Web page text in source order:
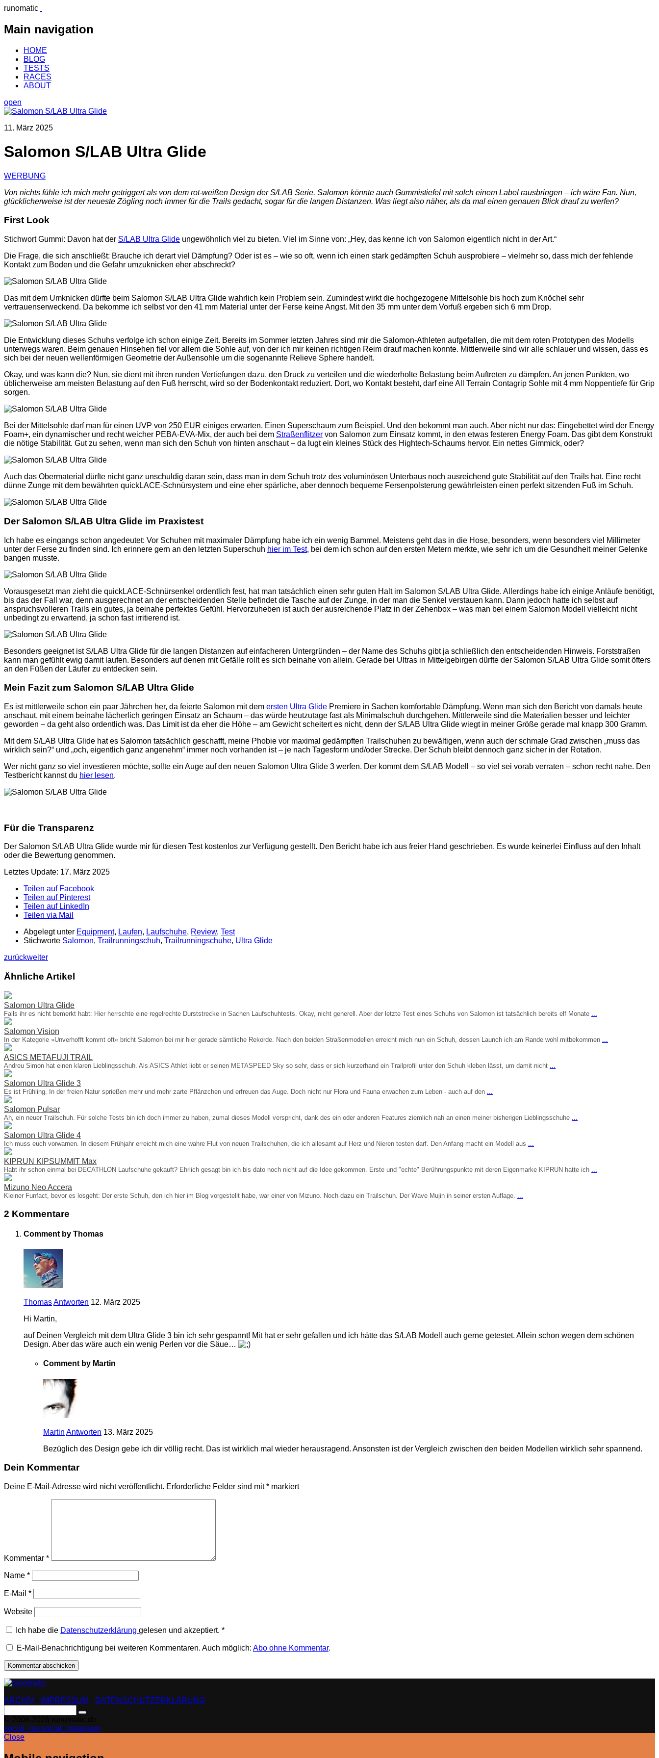
runomatic
Main navigation
HOME
BLOG
TESTS
RACES
ABOUT
open
11. März 2025
Salomon S/LAB Ultra Glide
WERBUNG
Von nichts fühle ich mich mehr getriggert als von dem rot-weißen Design der S/LAB Serie. Salomon könnte auch Gummistiefel mit solch einem Label rausbringen – ich wäre Fan. Nun,
glücklicherweise ist der neueste Zögling noch immer für die Trails gedacht, sogar für die langen Distanzen. Was liegt also näher, als da mal einen genauen Blick drauf zu werfen?
First Look
Stichwort Gummi: Davon hat der S/LAB Ultra Glide ungewöhnlich viel zu bieten. Viel im Sinne von: „Hey, das kenne ich von Salomon eigentlich nicht in der Art.“
Die Frage, die sich anschließt: Brauche ich derart viel Dämpfung? Oder ist es – wie so oft, wenn ich einen stark gedämpften Schuh ausprobiere – vielmehr so, dass mich der fehlende
Kontakt zum Boden und die Gefahr umzuknicken eher abschreckt?
Das mit dem Umknicken dürfte beim Salomon S/LAB Ultra Glide wahrlich kein Problem sein. Zumindest wirkt die hochgezogene Mittelsohle bis hoch zum Knöchel sehr
vertrauenserweckend. Da bekomme ich selbst vor den 41 mm Material unter der Ferse keine Angst. Mit den 35 mm unter dem Vorfuß ergeben sich 6 mm Drop.
Die Entwicklung dieses Schuhs verfolge ich schon einige Zeit. Bereits im Sommer letzten Jahres sind mir die Salomon-Athleten aufgefallen, die mit dem roten Prototypen des Modells
unterwegs waren. Beim genauen Hinsehen fiel vor allem die Sohle auf, von der ich mir keinen richtigen Reim drauf machen konnte. Mittlerweile sind wir alle schlauer und wissen, dass es
sich bei der neuen wellenförmigen Geometrie der Außensohle um die sogenannte Relieve Sphere handelt.
Okay, und was kann die? Nun, sie dient mit ihren runden Vertiefungen dazu, den Druck zu verteilen und die wiederholte Belastung beim Auftreten zu dämpfen. An jenen Punkten, wo
üblicherweise am meisten Belastung auf den Fuß herrscht, wird so der Bodenkontakt reduziert. Dort, wo Kontakt besteht, darf eine All Terrain Contagrip Sohle mit 4 mm Noppentiefe für Grip
sorgen.
Bei der Mittelsohle darf man für einen UVP von 250 EUR einiges erwarten. Einen Superschaum zum Beispiel. Und den bekommt man auch. Aber nicht nur das: Eingebettet wird der Energy
Foam+, ein dynamischer und recht weicher PEBA-EVA-Mix, der auch bei dem Straßenflitzer von Salomon zum Einsatz kommt, in den etwas festeren Energy Foam. Das gibt dem Konstrukt
die nötige Stabilität. Gut zu sehen, wenn man sich den Schuh von hinten anschaut – da lugt ein kleines Stück des Hightech-Schaums hervor. Ein nettes Gimmick, oder?
Auch das Obermaterial dürfte nicht ganz unschuldig daran sein, dass man in dem Schuh trotz des voluminösen Unterbaus noch ausreichend gute Stabilität auf den Trails hat. Eine recht
dünne Zunge mit dem bewährten quickLACE-Schnürsystem und eine eher spärliche, aber dennoch bequeme Fersenpolsterung gewährleisten einen perfekt sitzenden Fuß im Schuh.
Der Salomon S/LAB Ultra Glide im Praxistest
Ich habe es eingangs schon angedeutet: Vor Schuhen mit maximaler Dämpfung habe ich ein wenig Bammel. Meistens geht das in die Hose, besonders, wenn besonders viel Millimeter
unter der Ferse zu finden sind. Ich erinnere gern an den letzten Superschuh hier im Test, bei dem ich schon auf den ersten Metern merkte, wie sehr ich um die Gesundheit meiner Gelenke
bangen musste.
Vorausgesetzt man zieht die quickLACE-Schnürsenkel ordentlich fest, hat man tatsächlich einen sehr guten Halt im Salomon S/LAB Ultra Glide. Allerdings habe ich einige Anläufe benötigt,
bis das der Fall war, denn ausgerechnet an der entscheidenden Stelle befindet die Tasche auf der Zunge, in der man die Senkel verstauen kann. Dann jedoch hatte ich selbst auf
anspruchsvolleren Trails ein gutes, ja beinahe perfektes Gefühl. Hervorzuheben ist auch der ausreichende Platz in der Zehenbox – was man bei einem Salomon Modell vielleicht nicht
unbedingt zu erwartend, ja schon fast irritierend ist.
Besonders geeignet ist S/LAB Ultra Glide für die langen Distanzen auf einfacheren Untergründen – der Name des Schuhs gibt ja schließlich den entscheidenden Hinweis. Forststraßen
kann man gefühlt ewig damit laufen. Besonders auf denen mit Gefälle rollt es sich beinahe von allein. Gerade bei Ultras in Mittelgebirgen dürfte der Salomon S/LAB Ultra Glide somit öfters
an den Füßen der Läufer zu entdecken sein.
Mein Fazit zum Salomon S/LAB Ultra Glide
Es ist mittlerweile schon ein paar Jährchen her, da feierte Salomon mit dem ersten Ultra Glide Premiere in Sachen komfortable Dämpfung. Wenn man sich den Bericht von damals heute
anschaut, mit einem beinahe lächerlich geringen Einsatz an Schaum – das würde heutzutage fast als Minimalschuh durchgehen. Mittlerweile sind die Materialien besser und leichter
geworden – da geht also ordentlich was. Das Limit ist da eher die Höhe – am Gewicht scheitert es nicht, denn der S/LAB Ultra Glide wiegt in meiner Größe gerade mal knapp 300 Gramm.
Mit dem S/LAB Ultra Glide hat es Salomon tatsächlich geschafft, meine Phobie vor maximal gedämpften Trailschuhen zu bewältigen, wenn auch der schmale Grad zwischen „muss das
wirklich sein?“ und „och, eigentlich ganz angenehm“ immer noch vorhanden ist – je nach Tagesform und/oder Strecke. Der Schuh bleibt dennoch ganz sicher in der Rotation.
Wer nicht ganz so viel investieren möchte, sollte ein Auge auf den neuen Salomon Ultra Glide 3 werfen. Der kommt dem S/LAB Modell – so viel sei vorab verraten – schon recht nahe. Den
Testbericht kannst du hier lesen.
Für die Transparenz
Der Salomon S/LAB Ultra Glide wurde mir für diesen Test kostenlos zur Verfügung gestellt. Den Bericht habe ich aus freier Hand geschrieben. Es wurde keinerlei Einfluss auf den Inhalt
oder die Bewertung genommen.
Letztes Update: 17. März 2025
Teilen auf Facebook
Teilen auf Pinterest
Teilen auf LinkedIn
Teilen via Mail
Abgelegt unter Equipment, Laufen, Laufschuhe, Review, Test
Stichworte Salomon, Trailrunningschuh, Trailrunningschuhe, Ultra Glide
zurückweiter
Ähnliche Artikel
Salomon Ultra Glide
Falls ihr es nicht bemerkt habt: Hier herrschte eine regelrechte Durststrecke in Sachen Laufschuhtests. Okay, nicht generell. Aber der letzte Test eines Schuhs von Salomon ist tatsächlich bereits elf Monate
Salomon Vision
In der Kategorie »Unverhofft kommt oft« bricht Salomon bei mir hier gerade sämtliche Rekorde. Nach den beiden Straßenmodellen erreicht mich nun ein Schuh, dessen Launch ich am Rande wohl mitbekommen
ASICS METAFUJI TRAIL
Andreu Simon hat einen klaren Lieblingsschuh. Als ASICS Athlet liebt er seinen METASPEED Sky so sehr, dass er sich kurzerhand ein Trailprofil unter den Schuh kleben lässt, um damit nicht
Salomon Ultra Glide 3
Es ist Frühling. In der freien Natur sprießen mehr und mehr zarte Pflänzchen und erfreuen das Auge. Doch nicht nur Flora und Fauna erwachen zum Leben - auch auf den
Salomon Pulsar
Ah, ein neuer Trailschuh. Für solche Tests bin ich doch immer zu haben, zumal dieses Modell verspricht, dank des ein oder anderen Features ziemlich nah an einen meiner bisherigen Lieblingsschuhe
Salomon Ultra Glide 4
Ich muss euch vorwarnen. In diesem Frühjahr erreicht mich eine wahre Flut von neuen Trailschuhen, die ich allesamt auf Herz und Nieren testen darf. Den Anfang macht ein Modell aus
KIPRUN KIPSUMMIT Max
Habt ihr schon einmal bei DECATHLON Laufschuhe gekauft? Ehrlich gesagt bin ich bis dato noch nicht auf die Idee gekommen. Erste und "echte" Berührungspunkte mit deren Eigenmarke KIPRUN hatte ich
Mizuno Neo Accera
Kleiner Funfact, bevor es losgeht: Der erste Schuh, den ich hier im Blog vorgestellt habe, war einer von Mizuno. Noch dazu ein Trailschuh. Der Wave Mujin in seiner ersten Auflage.
2 Kommentare
Comment by Thomas
ThomasAntworten 12. März 2025
Hi Martin,
auf Deinen Vergleich mit dem Ultra Glide 3 bin ich sehr gespannt! Mit hat er sehr gefallen und ich hätte das S/LAB Modell auch gerne getestet. Allein schon wegen dem schönen
Design. Aber das wäre auch ein wenig Perlen vor die Säue…
Comment by Martin
Martin Antworten 13. März 2025
Bezüglich des Design gebe ich dir völlig recht. Das ist wirklich mal wieder herausragend. Ansonsten ist der Vergleich zwischen den beiden Modellen wirklich sehr spannend.
Dein Kommentar
Deine E-Mail-Adresse wird nicht veröffentlicht. Erforderliche Felder sind mit* markiert
Kommentar *
Name *
E-Mail *
Website
Ich habe die Datenschutzerklärung gelesen und akzeptiert. *
E-Mail-Benachrichtigung bei weiteren Kommentaren. Auch möglich: Abo ohne Kommentar.
ARCHIV IMPRESSUM
DATENSCHUTZERKLÄRUNG
for:
social_rss social_instagram
Close